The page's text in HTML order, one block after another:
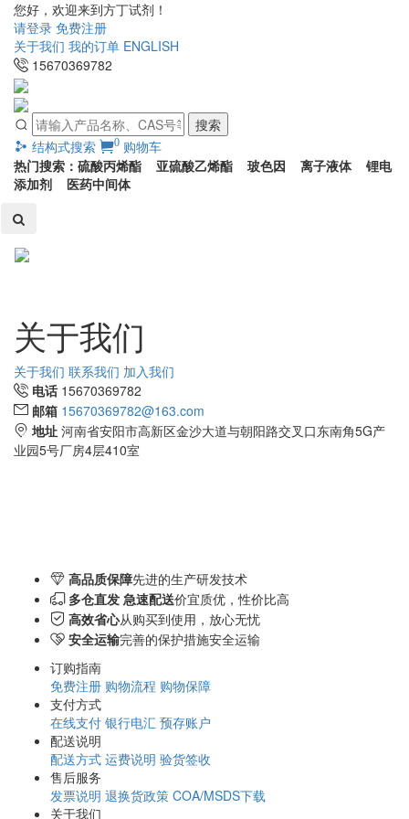
您好，欢迎来到方丁试剂！
请登录 免费注册
关于我们 我的订单 ENGLISH
15670369782
搜索
结构式搜索
0 购物车
热门搜索：硫酸丙烯酯 亚硫酸乙烯酯 玻色因 离子液体 锂电
添加剂 医药中间体
关于我们
关于我们 联系我们 加入我们
电话 15670369782
邮箱 15670369782@163.com
地址 河南省安阳市高新区金沙大道与朝阳路交叉口东南角5G产
业园5号厂房4层410室
高品质保障先进的生产研发技术
多仓直发 急速配送价宜质优，性价比高
高效省心从购买到使用，放心无忧
安全运输完善的保护措施安全运输
订购指南
免费注册 购物流程 购物保障
支付方式
在线支付 银行电汇 预存账户
配送说明
配送方式 运费说明 验货签收
售后服务
发票说明 退换货政策 COA/MSDS下载
关于我们